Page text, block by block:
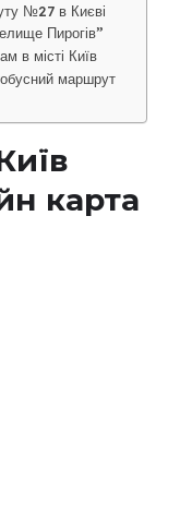
№27 в Києві
Пирогів”
в місті Київ
маршрут
карта